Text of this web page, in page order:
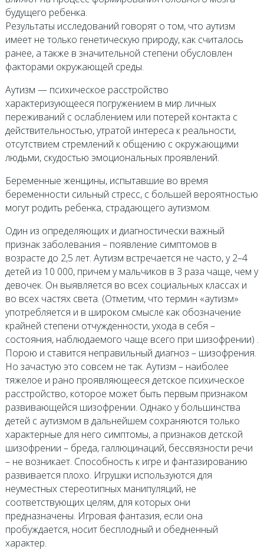
будущего ребенка.
Результаты исследований говорят о том, что аутизм
имеет не только генетическую природу, как считалось
ранее, а также в значительной степени обусловлен
факторами окружающей среды.
Аутизм — психическое расстройство
характеризующееся погружением в мир личных
переживаний с ослаблением или потерей контакта с
действительностью, утратой интереса к реальности,
отсутствием стремлений к общению с окружающими
людьми, скудостью эмоциональных проявлений.
Беременные женщины, испытавшие во время
беременности сильный стресс, с большей вероятностью
могут родить ребенка, страдающего аутизмом.
Один из определяющих и диагностически важный
признак заболевания – появление симптомов в
возрасте до 2,5 лет. Аутизм встречается не часто, у 2–4
детей из 10 000, причем у мальчиков в 3 раза чаще, чем у
девочек. Он выявляется во всех социальных классах и
во всех частях света. (Отметим, что термин «аутизм»
употребляется и в широком смысле как обозначение
крайней степени отчужденности, ухода в себя –
состояния, наблюдаемого чаще всего при шизофрении) .
Порою и ставится неправильный диагноз – шизофрения.
Но зачастую это совсем не так. Аутизм – наиболее
тяжелое и рано проявляющееся детское психическое
расстройство, которое может быть первым признаком
развивающейся шизофрении. Однако у большинства
детей с аутизмом в дальнейшем сохраняются только
характерные для него симптомы, а признаков детской
шизофрении – бреда, галлюцинаций, бессвязности речи
– не возникает. Способность к игре и фантазированию
развивается плохо. Игрушки используются для
неуместных стереотипных манипуляций, не
соответствующих целям, для которых они
предназначены. Игровая фантазия, если она
пробуждается, носит бесплодный и обедненный
характер.